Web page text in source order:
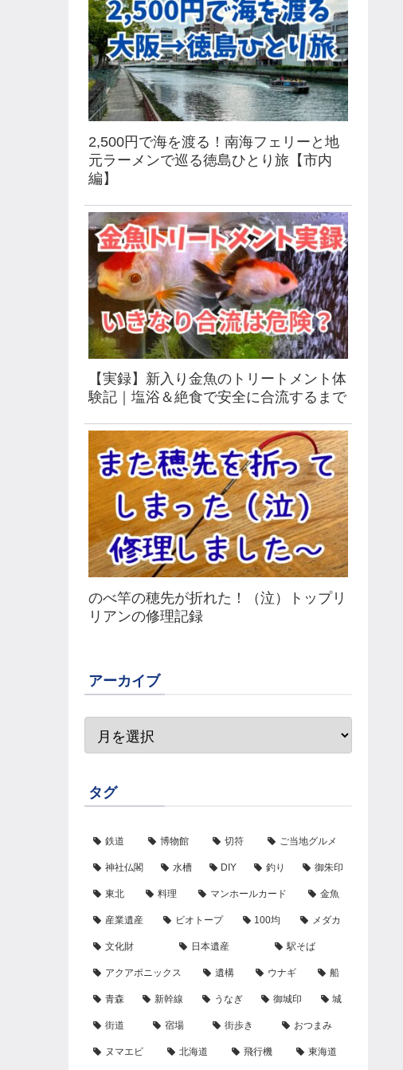
2,500円で海を渡る！南海フェリーと地
元ラーメンで巡る徳島ひとり旅【市内
編】
【実録】新入り金魚のトリートメント体
験記｜塩浴＆絶食で安全に合流するまで
のべ竿の穂先が折れた！（泣）トップリ
リアンの修理記録
アーカイブ
タグ
鉄道 博物館 切符 ご当地グルメ
神社仏閣 水槽 DIY 釣り 御朱印
東北 料理 マンホールカード 金魚
産業遺産 ビオトープ 100均 メダカ
文化財 日本遺産 駅そば
アクアポニックス 遺構 ウナギ 船
青森 新幹線 うなぎ 御城印 城
街道 宿場 街歩き おつまみ
ヌマエビ 北海道 飛行機 東海道